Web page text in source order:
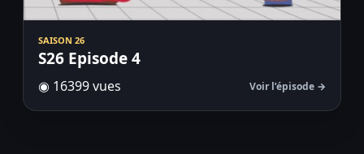
SAISON 26
S26 Episode 4
◉ 16399 vues Voir l’épisode →